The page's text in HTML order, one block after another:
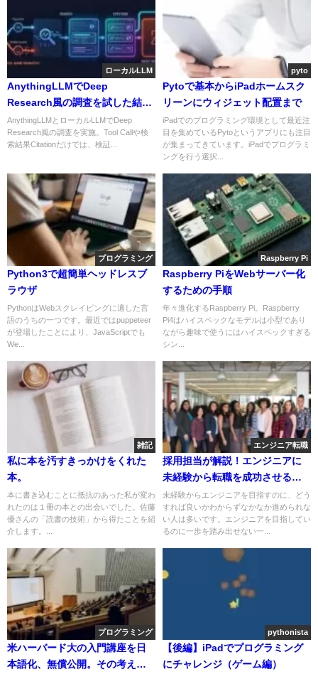
ローカルLLM
AnythingLLMでDeep
Research風の調査を試した結
果：Tool Callと出典取得は安定
するのか
AnythingLLMとローカルLLMでDeep
Research風の調査を実施。Tool Callや検
索結果Citationだけでは、検証...
pyto
Pytoで基本からiPadホームスク
リーンにウィジェット配置まで
iPadでのプログラミング環境として最近注
目を集めているPytoというアプリにも注目
が集まってきています。iPadでプログラミ
ングを行う選択...
プログラミング
Python3で超簡単ヘッドレスブ
ラウザ
PythonはWebスクレイピングに適した言
語のうちの一つです。最近ではpuppeteer
が登場したことにより、JavaScriptでも
We...
Raspberry Pi
Raspberry PiをWebサーバー化
するための手順
年々進化するRaspberry Pi。Raspberry
Pi4はハイスペックなモデルは小型であり
ながら趣味で使うにはハイスペックすぎる
シン...
雑記
私に本を汚すきっかけをくれた
本。
本に書き込むことに抵抗のあった私が変わ
れたのは１冊の本との出会いでした。佐藤
優さんの「読書の技術」から得たことを紹
介します。...
エンジニア転職
採用担当が解説！エンジニアに
未経験から転職を成功させる方
法を徹底解説！
未経験からエンジニアを目指すのに、どう
すれば良いかわからずなかなか進められな
い人は多いです。エンジニアを目指してい
るのに一歩を踏み出せない一...
プログラミング
米ハーバード大の入門講座を日
本語化、無償公開。その考えに
pythonista
【後編】iPadでプログラミング
にチャレンジ（ゲーム編）